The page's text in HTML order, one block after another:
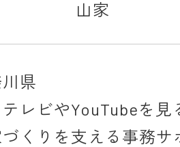
山家
県
レビやYouTubeを見
くりを支える事務サ